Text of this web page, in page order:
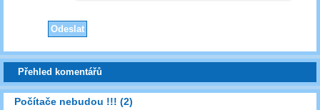
Přehled komentářů
Počítače nebudou !!! (2)